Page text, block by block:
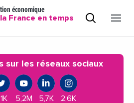
économique
France en temps
sur les réseaux sociaux
5,2M 5,7K 2,6K